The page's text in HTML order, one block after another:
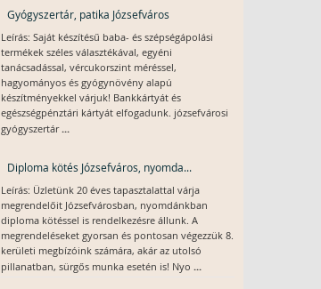
Gyógyszertár, patika Józsefváros
Leírás: Saját készítésű baba- és szépségápolási
termékek széles választékával, egyéni
tanácsadással, vércukorszint méréssel,
hagyományos és gyógynövény alapú
készítményekkel várjuk! Bankkártyát és
egészségpénztári kártyát elfogadunk. józsefvárosi
gyógyszertár...
Diploma kötés Józsefváros, nyomda...
Leírás: Üzletünk 20 éves tapasztalattal várja
megrendelőit Józsefvárosban, nyomdánkban
diploma kötéssel is rendelkezésre állunk. A
megrendeléseket gyorsan és pontosan végezzük 8.
kerületi megbízóink számára, akár az utolsó
pillanatban, sürgős munka esetén is! Nyo ...